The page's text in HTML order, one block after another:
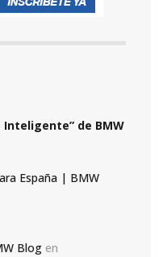
Inteligente” de BMW
España | BMW
Blog en